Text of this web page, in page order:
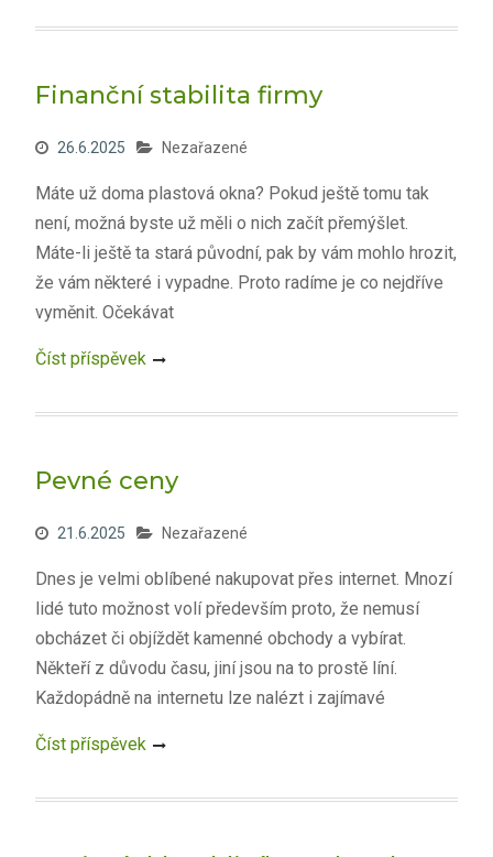
Finanční stabilita firmy
26.6.2025 Nezařazené
Máte už doma plastová okna? Pokud ještě tomu tak
není, možná byste už měli o nich začít přemýšlet.
Máte-li ještě ta stará původní, pak by vám mohlo hrozit,
že vám některé i vypadne. Proto radíme je co nejdříve
vyměnit. Očekávat
Číst příspěvek
Pevné ceny
21.6.2025 Nezařazené
Dnes je velmi oblíbené nakupovat přes internet. Mnozí
lidé tuto možnost volí především proto, že nemusí
obcházet či objíždět kamenné obchody a vybírat.
Někteří z důvodu času, jiní jsou na to prostě líní.
Každopádně na internetu lze nalézt i zajímavé
Číst příspěvek